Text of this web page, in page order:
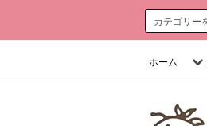
ホーム